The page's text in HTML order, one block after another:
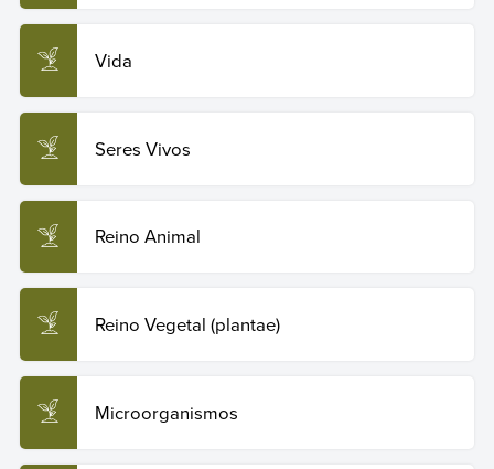
Vida
Seres Vivos
Reino Animal
Reino Vegetal (plantae)
Microorganismos